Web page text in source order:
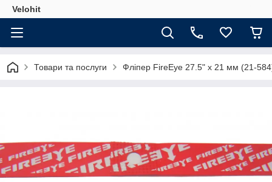
Velohit
Товари та послуги Фліпер FireEye 27.5" х 21 мм (21-